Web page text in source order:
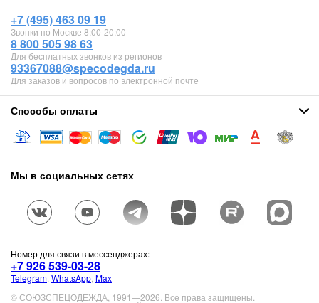
+7 (495) 463 09 19
Звонки по Москве 8:00-20:00
8 800 505 98 63
Для бесплатных звонков из регионов
93367088@specodegda.ru
Для заказов и вопросов по электронной почте
Способы оплаты
Мы в социальных сетях
Номер для связи в мессенджерах:
+7 926 539-03-28
Telegram WhatsApp Max
© СОЮЗСПЕЦОДЕЖДА, 1991—2026. Все права защищены.